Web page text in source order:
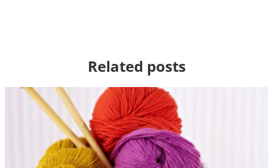
Related posts